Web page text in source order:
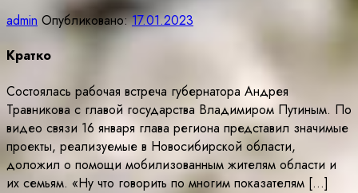
admin Опубликовано:17.01.2023
Кратко
Состоялась рабочая встреча губернатора Андрея
Травникова с главой государства Владимиром Путиным. По
видео связи 16 января глава региона представил значимые
проекты, реализуемые в Новосибирской области,
доложил о помощи мобилизованным жителям области и
их семьям. «Ну что говорить по многим показателям […]